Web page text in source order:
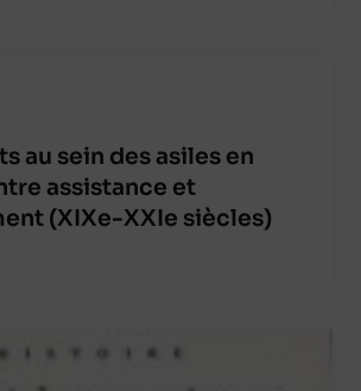
au sein des asiles en
assistance et
(XIXe-XXIe siècles)